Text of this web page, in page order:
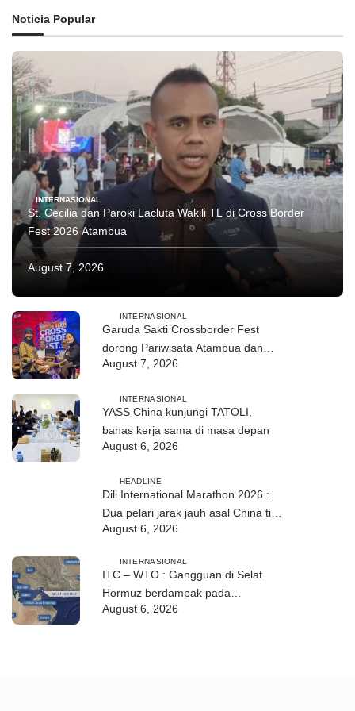
Noticia Popular
INTERNASIONAL
St. Cecilia dan Paroki Lacluta Wakili TL di Cross Border
August 7, 2026
INTERNASIONAL
Garuda Sakti Crossborder Fest
dorong Pariwisata Atambua dan
August 7, 2026
INTERNASIONAL
YASS China kunjungi TATOLI,
bahas kerja sama di masa depan
August 6, 2026
HEADLINE
Dili International Marathon 2026 :
Dua pelari jarak jauh asal China tiba
di Dili
August 6, 2026
INTERNASIONAL
ITC – WTO : Gangguan di Selat
Hormuz berdampak pada
perdagangan energi, pupuk, dan
August 6, 2026